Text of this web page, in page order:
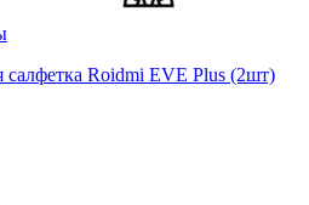
салфетка Roidmi EVE Plus (2шт)